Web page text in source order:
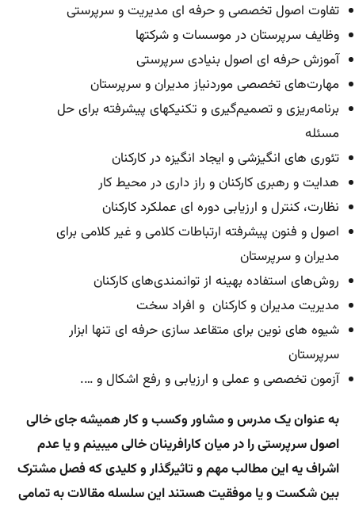
تفاوت اصول تخصصی و حرفه ای مدیریت و سرپرستی
وظایف سرپرستان در موسسات و شرکتها
آموزش حرفه ای اصول بنیادی سرپرستی
مهارت‌های تخصصی موردنیاز مدیران و سرپرستان
برنامه‌ریزی و تصمیم‌گیری و تکنیکهای پیشرفته برای حل
مسئله
تئوری های انگیزشی و ایجاد انگیزه در کارکنان
هدایت و رهبری کارکنان و راز داری در محیط کار
نظارت، کنترل و ارزیابی دوره ای عملکرد کارکنان
اصول و فنون پیشرفته ارتباطات کلامی و غیر کلامی برای
مدیران و سرپرستان
روش‌های استفاده بهینه از توانمندی‌های کارکنان
مدیریت مدیران و کارکنان و افراد سخت
شیوه های نوین برای متقاعد سازی حرفه ای تنها ابزار
سرپرستان
آزمون تخصصی و عملی و ارزیابی و رفع اشکال و ….
به عنوان یک مدرس و مشاور وکسب و کار همیشه جای خالی
اصول سرپرستی را در میان کارافرینان خالی میبینم و یا عدم
اشراف یه این مطالب مهم و تاثیرگذار و کلیدی که فصل مشترک
بین شکست و یا موفقیت هستند این سلسله مقالات به تمامی